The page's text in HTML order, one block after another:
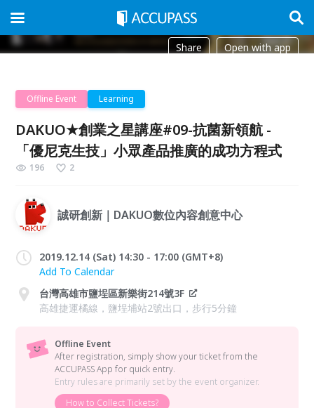
Share Open with app
Offline Event Learning
DAKUO★創業之星講座#09-抗菌新領航 -
「優尼克生技」小眾產品推廣的成功方程式
196 2
誠研創新｜DAKUO數位內容創意中心
2019.12.14 (Sat) 14:30 - 17:00 (GMT+8)
Add To Calendar
台灣高雄市鹽埕區新樂街214號3F
高雄捷運橘線，鹽埕埔站2號出口，步行5分鐘
Offline Event
After registration, simply show your ticket from the
ACCUPASS App for quick entry.
Entry rules are primarily set by the event organizer.
How to Collect Tickets?